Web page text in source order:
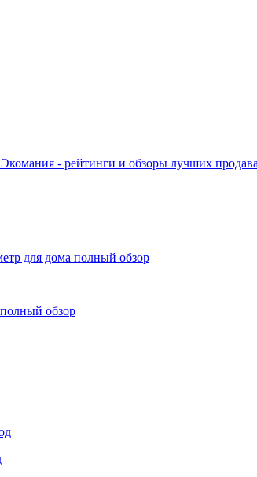
- рейтинги и обзоры лучших
для дома полный обзор
обзор